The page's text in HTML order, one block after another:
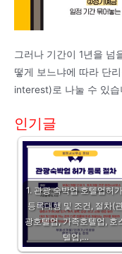
그러나 기간이 1년을 넘
떻게 보느냐에 따라 단
interest)로 나눌 수 있습
인기글
1. 관광 숙박업 호텔업허
등록대행 및 조건, 절차(
광호텔업, 가족호텔업, 호
텔업,…